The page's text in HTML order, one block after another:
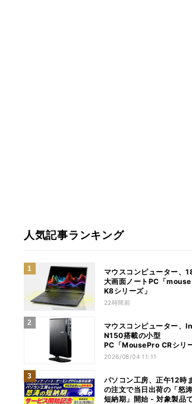
人気記事ランキング
マウスコンピューター、
大画面ノートPC「mouse
K8シリーズ」
22時間前
マウスコンピューター、
N150搭載の小型
PC「MousePro CRシリ
ズ」
2026/08/04 11:11
パソコン工房、正午12時
の注文で当日出荷の「怒
短納期」開始 - 対象製品